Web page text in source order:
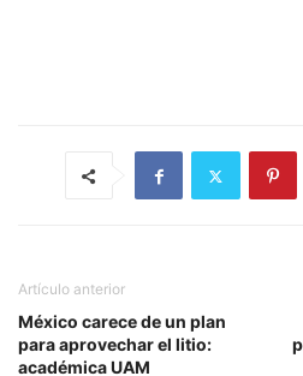
Artículo anterior
México carece de un plan
para aprovechar el litio:
académica UAM